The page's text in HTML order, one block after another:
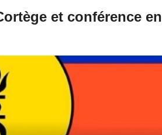
et conférence en